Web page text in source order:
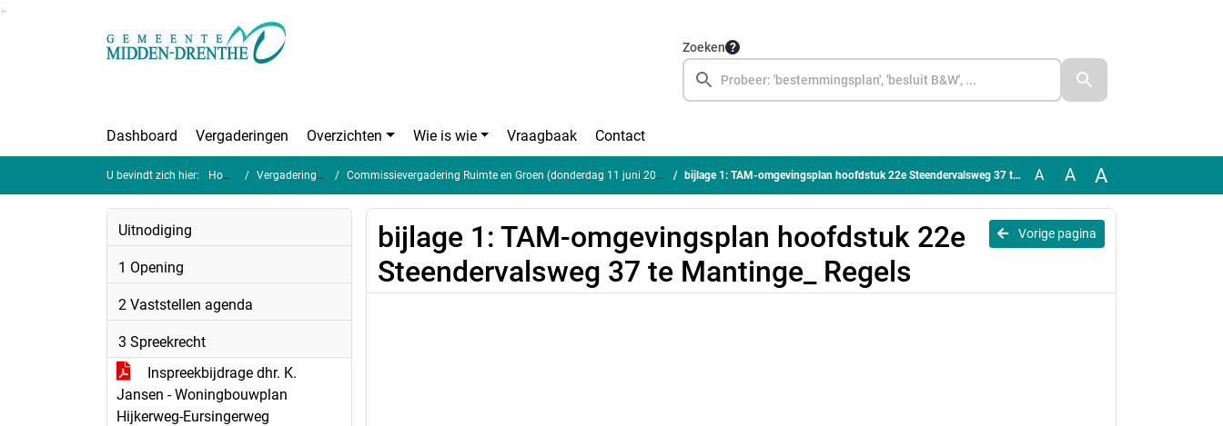
Zoeken
Dashboard Vergaderingen Overzichten Wie is wie Vraagbaak Contact
U bevindt zich hier: Home Vergaderingen Commissievergadering Ruimte en Groen (donderdag 11 juni 2026) bijlage 1: TAM-omgevingsplan hoofdstuk 22e Steendervalsweg 37 te Mantinge_ Regels A A A
Uitnodiging
1 Opening
2 Vaststellen agenda
3 Spreekrecht
Inspreekbijdrage dhr. K.
Jansen - Woningbouwplan
Hijkerweg-Eursingerweg
Vorige pagina
bijlage 1: TAM-omgevingsplan hoofdstuk 22e
Steendervalsweg 37 te Mantinge_ Regels